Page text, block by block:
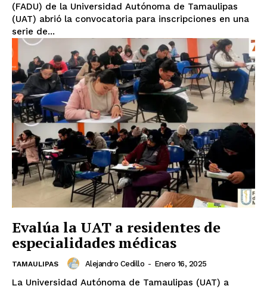
(FADU) de la Universidad Autónoma de Tamaulipas
(UAT) abrió la convocatoria para inscripciones en una
serie de...
Evalúa la UAT a residentes de
especialidades médicas
TAMAULIPAS Alejandro Cedillo - Enero 16, 2025
La Universidad Autónoma de Tamaulipas (UAT) a